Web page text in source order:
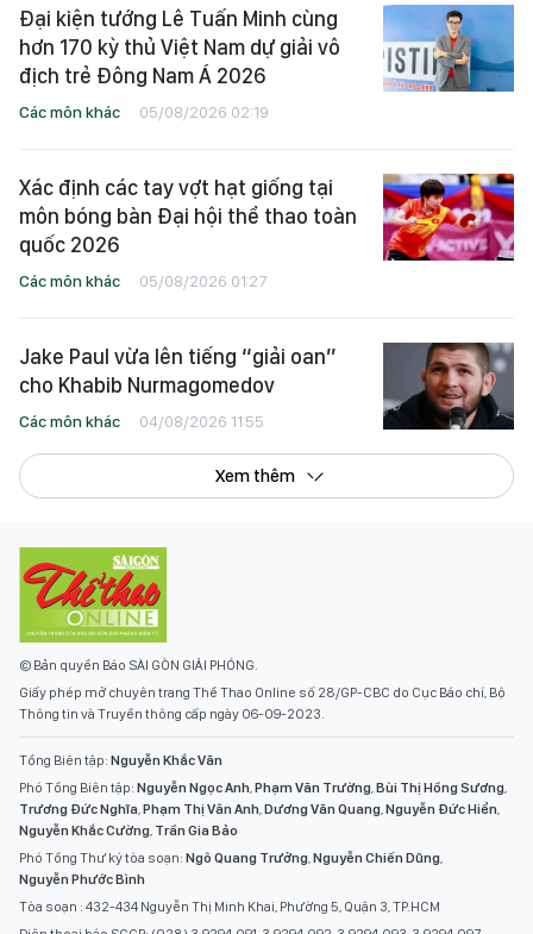
Đại kiện tướng Lê Tuấn Minh cùng
hơn 170 kỳ thủ Việt Nam dự giải vô
địch trẻ Đông Nam Á 2026
Các môn khác 05/08/2026 02:19
Xác định các tay vợt hạt giống tại
môn bóng bàn Đại hội thể thao toàn
quốc 2026
Các môn khác 05/08/2026 01:27
Jake Paul vừa lên tiếng “giải oan”
cho Khabib Nurmagomedov
Các môn khác 04/08/2026 11:55
Xem thêm
© Bản quyền Báo SÀI GÒN GIẢI PHÓNG.
Giấy phép mở chuyên trang Thể Thao Online số 28/GP-CBC do Cục Báo chí, Bộ
Thông tin và Truyền thông cấp ngày 06-09-2023.
Tổng Biên tập: Nguyễn Khắc Văn
Phó Tổng Biên tập: Nguyễn Ngọc Anh Phạm Văn Trường Bùi Thị Hồng Sương
Trương Đức Nghĩa Phạm Thị Vân Anh Dương Văn Quang Nguyễn Đức Hiển
Nguyễn Khắc Cường Trần Gia Bảo
Phó Tổng Thư ký tòa soạn: Ngô Quang Trưởng Nguyễn Chiến Dũng
Nguyễn Phước Bình
Tòa soạn : 432-434 Nguyễn Thị Minh Khai, Phường 5, Quận 3, TP.HCM